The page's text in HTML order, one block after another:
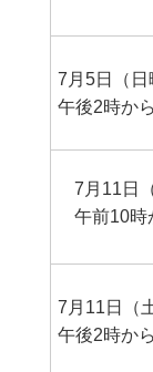
7月5日（日
午後2時から
7月11日
午前10時
7月11日（
午後2時から